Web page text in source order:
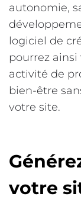
autonomie,
logiciel de
pourrez
activité de
bien-être
votre site.
votre